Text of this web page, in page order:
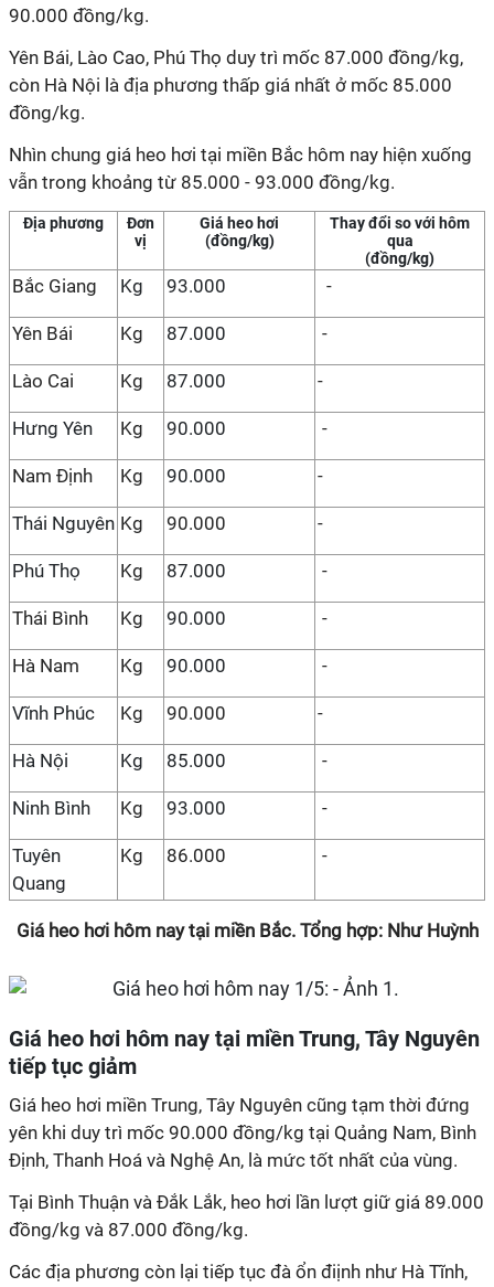
90.000 đồng/kg.
Yên Bái, Lào Cao, Phú Thọ duy trì mốc 87.000 đồng/kg,
còn Hà Nội là địa phương thấp giá nhất ở mốc 85.000
đồng/kg.
Nhìn chung giá heo hơi tại miền Bắc hôm nay hiện xuống
vẫn trong khoảng từ 85.000 - 93.000 đồng/kg.
Địa phương
Đơn
vị
Giá heo hơi
(đồng/kg)
Thay đổi so với hôm
qua
(đồng/kg)
Bắc Giang Kg 93.000 -
Yên Bái Kg 87.000 -
Lào Cai Kg 87.000 -
Hưng Yên Kg 90.000 -
Nam Định Kg 90.000 -
Thái Nguyên Kg 90.000 -
Phú Thọ Kg 87.000 -
Thái Bình Kg 90.000 -
Hà Nam Kg 90.000 -
Vĩnh Phúc Kg 90.000 -
Hà Nội Kg 85.000 -
Ninh Bình Kg 93.000 -
Tuyên
Quang
Kg 86.000 -
Giá heo hơi hôm nay tại miền Bắc. Tổng hợp: Như Huỳnh
Giá heo hơi hôm nay tại miền Trung, Tây Nguyên
tiếp tục giảm
Giá heo hơi miền Trung, Tây Nguyên cũng tạm thời đứng
yên khi duy trì mốc 90.000 đồng/kg tại Quảng Nam, Bình
Định, Thanh Hoá và Nghệ An, là mức tốt nhất của vùng.
Tại Bình Thuận và Đắk Lắk, heo hơi lần lượt giữ giá 89.000
đồng/kg và 87.000 đồng/kg.
Các địa phương còn lại tiếp tục đà ổn điịnh như Hà Tĩnh,